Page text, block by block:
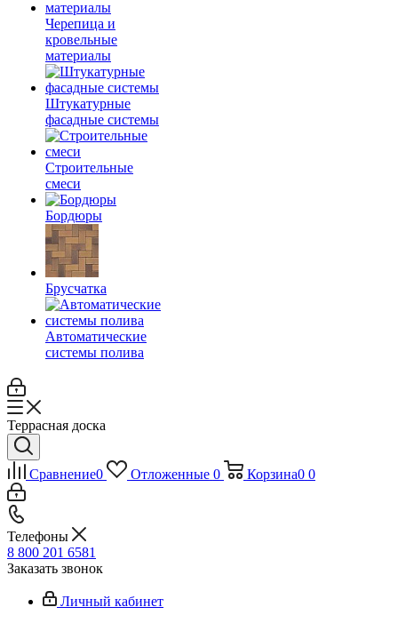
Черепица и
кровельные
материалы
Штукатурные
фасадные системы
Строительные
смеси
Бордюры
Брусчатка
Автоматические
системы полива
Террасная доска
Сравнение0 Отложенные 0 Корзина0 0
Телефоны
8 800 201 6581
Заказать звонок
Личный кабинет